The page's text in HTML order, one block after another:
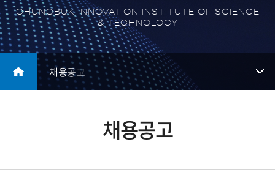
CHUNGBUK INNOVATION INSTITUTE OF SCIENCE
& TECHNOLOGY
채용공고
채용공고